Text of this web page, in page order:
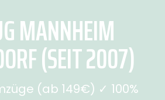
MANNHEIM
(SEIT 2007)
(ab 149€) ✓ 100%